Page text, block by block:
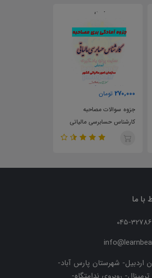
270,000 تومان
جزوه سوالات مصاحبه
کارشناس حسابرسی مالیاتی
استخدامی سازمان امور مالیاتی
با ما
045-
اردبیل- شهرستان پارس آباد-